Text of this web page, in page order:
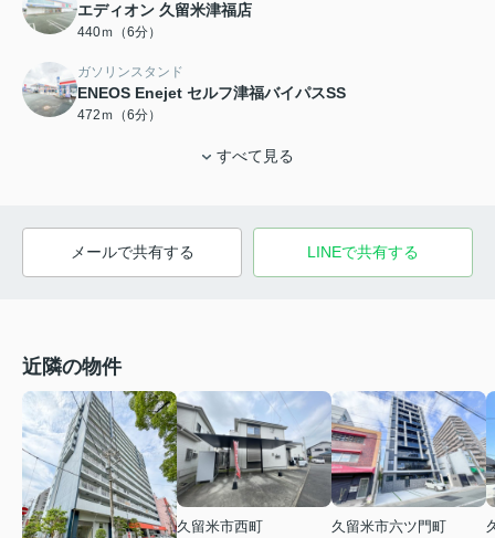
エディオン 久留米津福店
440ｍ（6分）
ガソリンスタンド
ENEOS Enejet セルフ津福バイパスSS
472ｍ（6分）
すべて見る
メールで共有する LINEで共有する
近隣の物件
久留米市西町
久留米市六ツ門町